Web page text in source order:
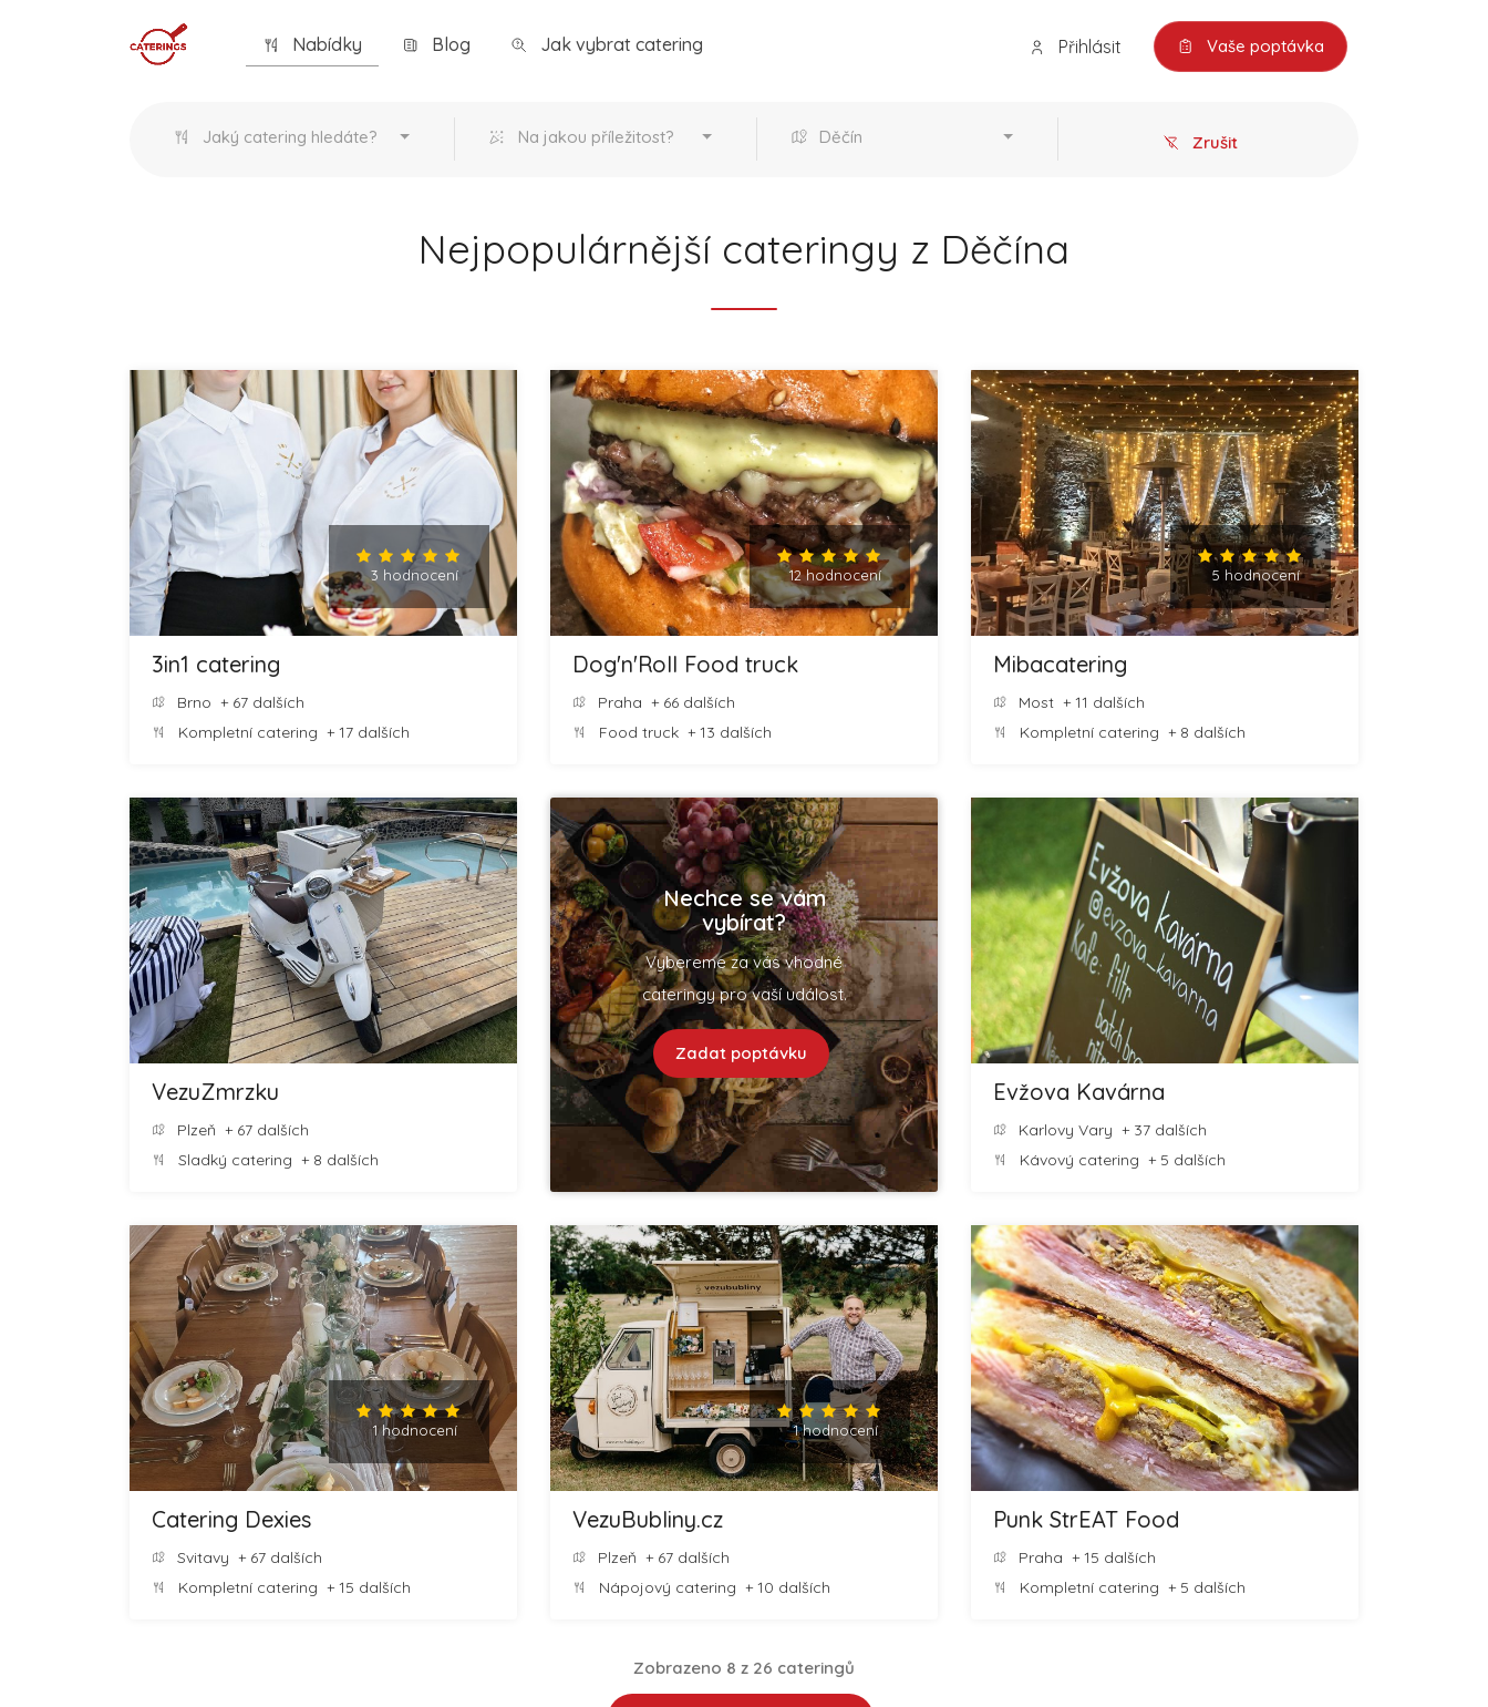
Nabídky Blog Jak vybrat catering Přihlásit Vaše poptávka
Jaký catering hledáte? Na jakou příležitost? Děčín Zrušit
Nejpopulárnější cateringy z Děčína
3 hodnocení
3in1 catering
Brno + 67 dalších
Kompletní catering + 17 dalších
12 hodnocení
Dog'n'Roll Food truck
Praha + 66 dalších
Food truck + 13 dalších
5 hodnocení
Mibacatering
Most + 11 dalších
Kompletní catering + 8 dalších
VezuZmrzku
Plzeň + 67 dalších
Sladký catering + 8 dalších
Nechce se vám
vybírat?
Vybereme za vás vhodné
cateringy pro vaší událost.
Zadat poptávku
Evžova Kavárna
Karlovy Vary + 37 dalších
Kávový catering + 5 dalších
1 hodnocení
Catering Dexies
Svitavy + 67 dalších
Kompletní catering + 15 dalších
1 hodnocení
VezuBubliny.cz
Plzeň + 67 dalších
Nápojový catering + 10 dalších
Punk StrEAT Food
Praha + 15 dalších
Kompletní catering + 5 dalších
Zobrazeno 8 z 26 cateringů